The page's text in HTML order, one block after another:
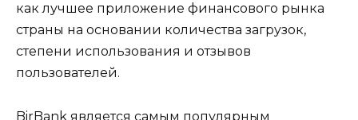
как лучшее приложение финансового рынка
страны на основании количества загрузок,
степени использования и отзывов
пользователей.
BirBank является самым популярным